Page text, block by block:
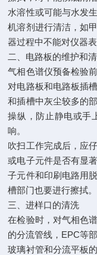
水溶性或可能与水发
机溶剂进行清洁，如
器过程中不能对仪器
二、电路板的维护和
气相色谱仪预备检验
对电路板和电路板插
和插槽中灰尘较多的
操纵，防止静电或手
响。
吹扫工作完成后，应
或电子元件是否有显
子元件和印刷电路用
槽部门也要进行擦拭。
三、进样口的清洗
在检验时，对气相色
的分流管线，EPC等
玻璃衬管和分流平板